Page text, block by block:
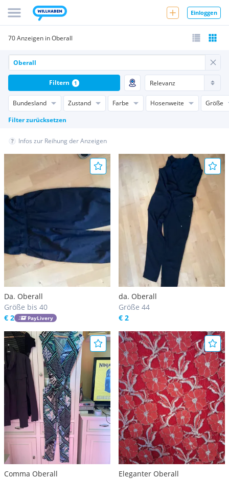
Einloggen
70 Anzeigen in Oberall
Bundesland Zustand Farbe Hosenweite
Größe
Filter zurücksetzen
Filtern 1
Infos zur Reihung der Anzeigen
Da. Oberall
Größe bis 40
€ 2
PayLivery
da. Oberall
Größe 44
€ 2
Comma Oberall
Eleganter Oberall